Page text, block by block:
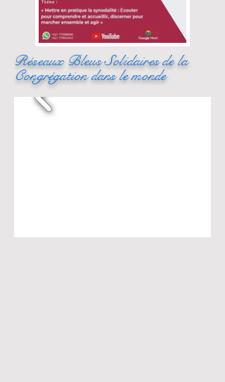
Réseaux Bleus Solidaires de la
Congrégation dans le monde